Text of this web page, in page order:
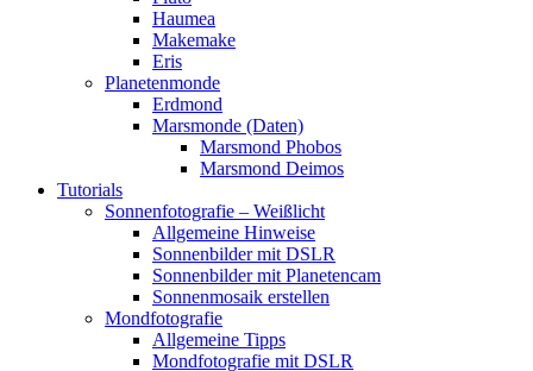
Haumea
Makemake
Eris
Planetenmonde
Erdmond
Marsmonde (Daten)
Marsmond Phobos
Marsmond Deimos
Tutorials
Sonnenfotografie – Weißlicht
Allgemeine Hinweise
Sonnenbilder mit DSLR
Sonnenbilder mit Planetencam
Sonnenmosaik erstellen
Mondfotografie
Allgemeine Tipps
Mondfotografie mit DSLR